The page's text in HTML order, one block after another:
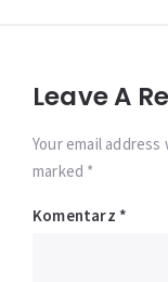
Leave A
Your email
marked *
Komentarz *